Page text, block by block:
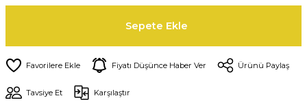
Sepete Ekle
Fiyatı Düşünce Haber Ver Ürünü Paylaş
Tavsiye Et Karşılaştır